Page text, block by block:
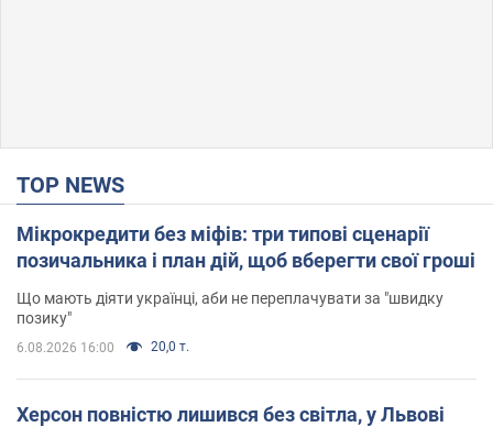
TOP NEWS
Мікрокредити без міфів: три типові сценарії
позичальника і план дій, щоб вберегти свої гроші
Що мають діяти українці, аби не переплачувати за "швидку
позику"
6.08.2026 16:00 20,0 т.
Херсон повністю лишився без світла, у Львові